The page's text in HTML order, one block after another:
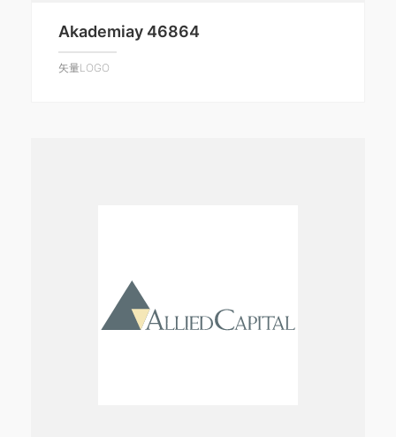
Akademiay 46864
矢量LOGO